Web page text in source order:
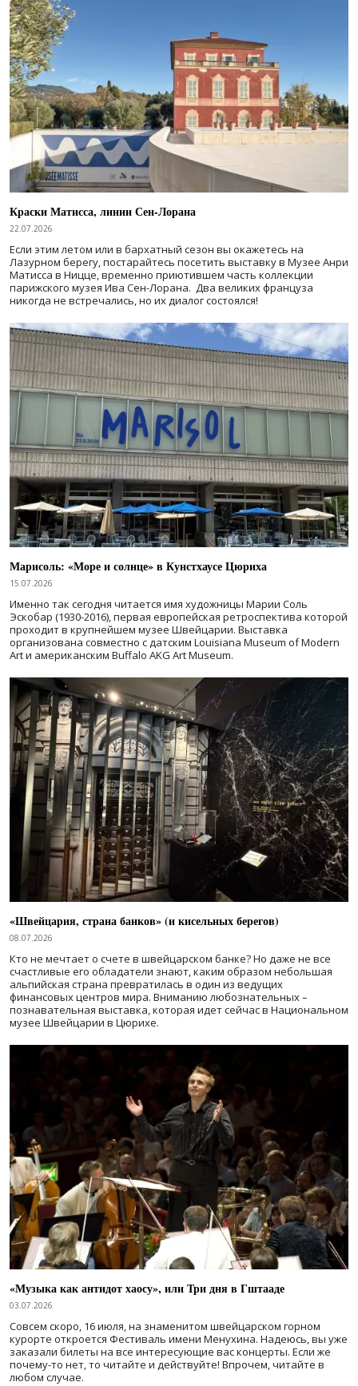
Краски Матисса, линии Сен-Лорана
22.07.2026
Если этим летом или в бархатный сезон вы окажетесь на
Лазурном берегу, постарайтесь посетить выставку в Музее Анри
Матисса в Ницце, временно приютившем часть коллекции
парижского музея Ива Сен-Лорана. Два великих француза
никогда не встречались, но их диалог состоялся!
Марисоль: «Море и солнце» в Кунстхаусе Цюриха
15.07.2026
Именно так сегодня читается имя художницы Марии Соль
Эскобар (1930-2016), первая европейская ретроспектива которой
проходит в крупнейшем музее Швейцарии. Выставка
организована совместно с датским Louisiana Museum of Modern
Art и американским Buffalo AKG Art Museum.
«Швейцария, страна банков» (и кисельных берегов)
08.07.2026
Кто не мечтает о счете в швейцарском банке? Но даже не все
счастливые его обладатели знают, каким образом небольшая
альпийская страна превратилась в один из ведущих
финансовых центров мира. Вниманию любознательных –
познавательная выставка, которая идет сейчас в Национальном
музее Швейцарии в Цюрихе.
«Музыка как антидот хаосу», или Три дня в Гштааде
03.07.2026
Совсем скоро, 16 июля, на знаменитом швейцарском горном
курорте откроется Фестиваль имени Менухина. Надеюсь, вы уже
заказали билеты на все интересующие вас концерты. Если же
почему-то нет, то читайте и действуйте! Впрочем, читайте в
любом случае.